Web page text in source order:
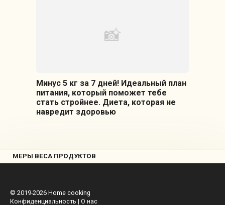
Минус 5 кг за 7 дней! Идеальный план
питания, который поможет тебе
стать стройнее. Диета, которая не
навредит здоровью
МЕРЫ ВЕСА ПРОДУКТОВ
© 2019-2026 Home cooking
Конфиденциальность | О нас